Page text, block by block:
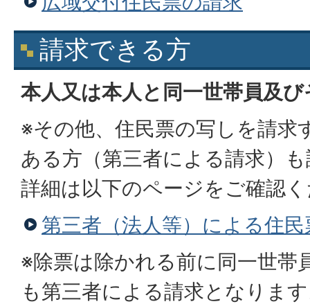
請求できる方
本人又は本人と同一世帯員及
※その他、住民票の写しを請求
ある方（第三者による請求）
詳細は以下のページをご確認
第三者（法人等）による住
※除票は除かれる前に同一世帯
も第三者による請求となりま